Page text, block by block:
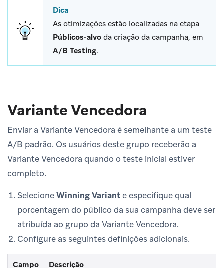
Dica
As otimizações estão localizadas na etapa
Públicos-alvo da criação da campanha, em
A/B Testing.
Variante Vencedora
Enviar a Variante Vencedora é semelhante a um teste
A/B padrão. Os usuários deste grupo receberão a
Variante Vencedora quando o teste inicial estiver
completo.
SelecioneWinning Variante especifique qual
porcentagem do público da sua campanha deve ser
atribuída ao grupo da Variante Vencedora.
Configure as seguintes definições adicionais.
Campo Descrição